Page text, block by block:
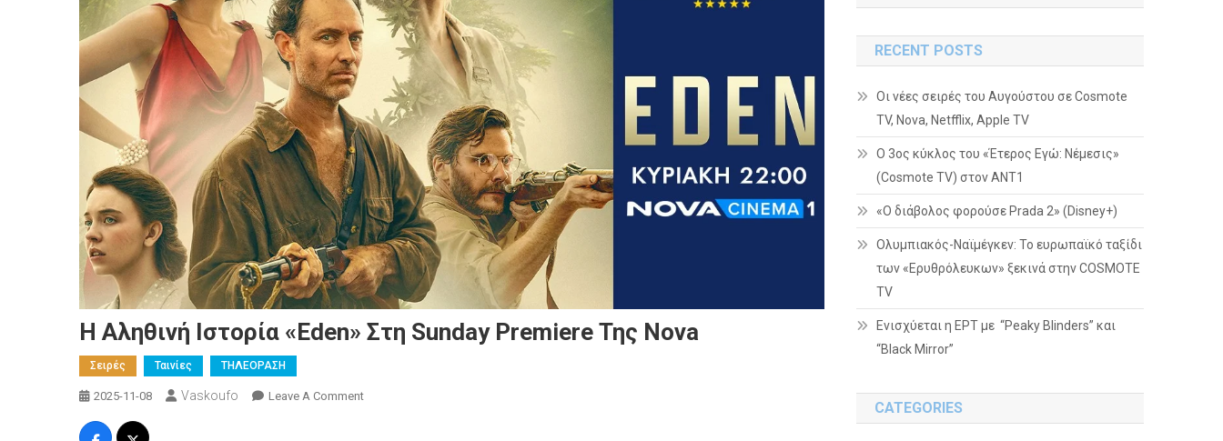
Η Αληθινή Ιστορία «Eden» Στη Sunday Premiere Της Nova
Σειρές Ταινίες ΤΗΛΕΟΡΑΣΗ
2025-11-08 Vaskoufo Leave A CommentOn
RECENT POSTS
Οι νέες σειρές του Αυγούστου σε Cosmote
TV, Nova, Netfflix, Apple TV
Ο 3ος κύκλος του «Έτερος Εγώ: Νέμεσις»
(Cosmote TV) στον ΑΝΤ1
«Ο διάβολος φορούσε Prada 2» (Disney+)
Ολυμπιακός-Ναϊμέγκεν: Το ευρωπαϊκό ταξίδι
των «Ερυθρόλευκων» ξεκινά στην COSMOTE
TV
Ενισχύεται η ΕΡΤ με “Peaky Blinders” και
“Black Mirror”
CATEGORIES